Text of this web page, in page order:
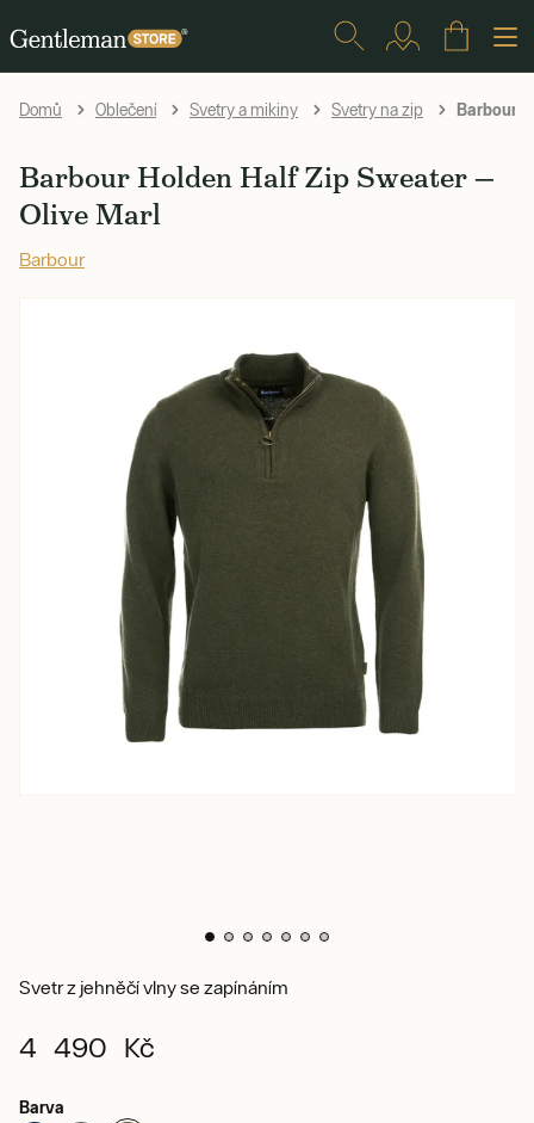
Domů Oblečení Svetry a mikiny Svetry na zip Barbour
Barbour Holden Half Zip Sweater —
Olive Marl
Barbour
Svetr z jehněčí vlny se zapínáním
4 490 Kč
Barva